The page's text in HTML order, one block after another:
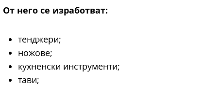
От него се изработват:
тенджери;
ножове;
кухненски инструменти;
тави;